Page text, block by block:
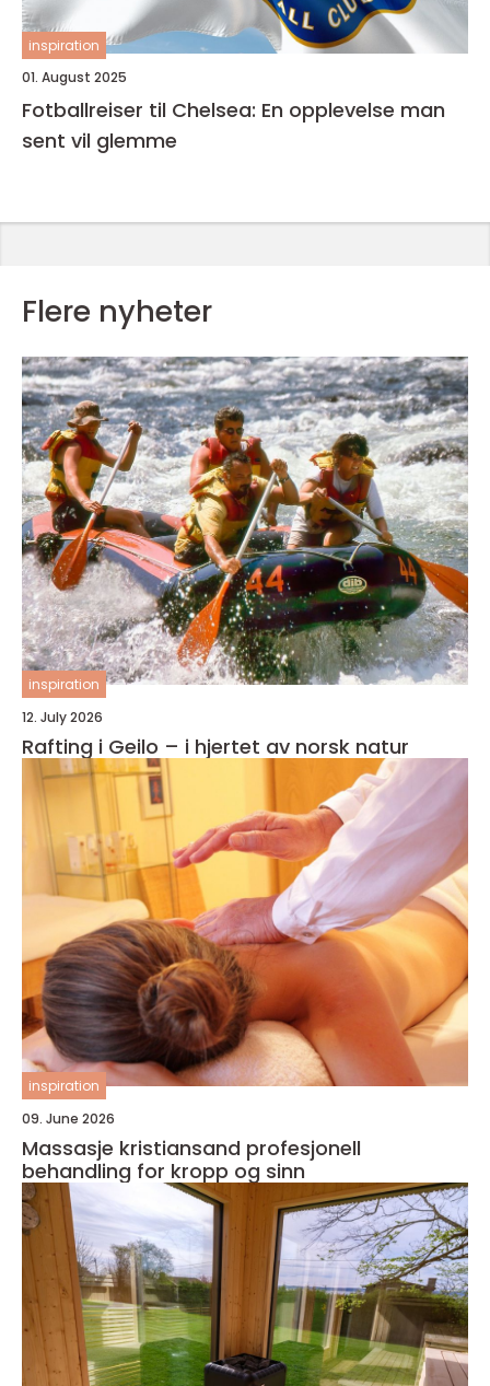
inspiration
01. August 2025
Fotballreiser til Chelsea: En opplevelse man
sent vil glemme
Flere nyheter
inspiration
12. July 2026
Rafting i Geilo – i hjertet av norsk natur
inspiration
09. June 2026
Massasje kristiansand profesjonell
behandling for kropp og sinn